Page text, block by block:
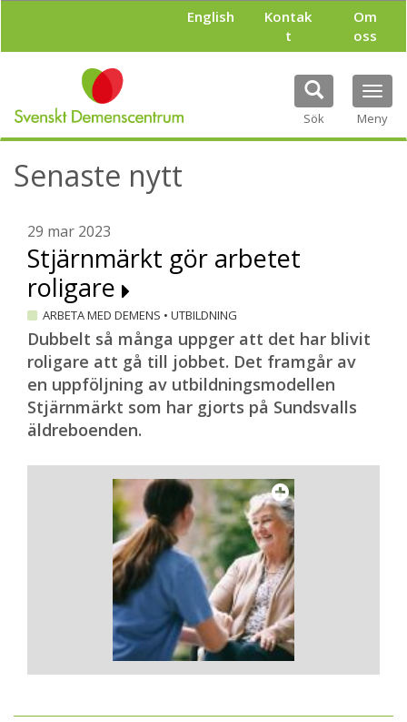
l
English
Kontak
t
Om
oss
Sök Meny
Senaste nytt
29 mar 2023
Stjärnmärkt gör arbetet
roligare
ARBETA MED DEMENS • UTBILDNING
Dubbelt så många uppger att det har blivit
roligare att gå till jobbet. Det framgår av
en uppföljning av utbildningsmodellen
Stjärnmärkt som har gjorts på Sundsvalls
äldreboenden.